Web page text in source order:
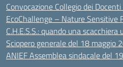
Convocazione Collegio dei
EcoChallenge – Nature Sensitive
C.H.E.S.S.: quando una
Sciopero generale del 18 maggio
ANIEF Assemblea sindacale del